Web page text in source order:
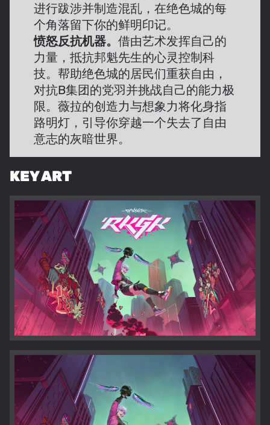
进行跋涉并制造混乱，在绝色城的每
个角落留下你的鲜明印记。
愤怒反抗机器。 借由艺术发挥自己的
力量，抵抗邦魁先生的心灵控制科
技。帮助绝色城的居民们重获自由，
对抗B集团的党羽并挑战自己的能力极
限。薇拉的创造力与想象力将化身指
路明灯，引导你穿越一个失去了自由
意志的灰暗世界。
KEY ART